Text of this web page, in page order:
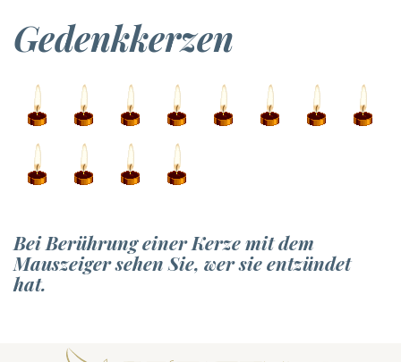
Gedenkkerzen
Bei Berührung einer Kerze mit dem
Mauszeiger sehen Sie, wer sie entzündet
hat.